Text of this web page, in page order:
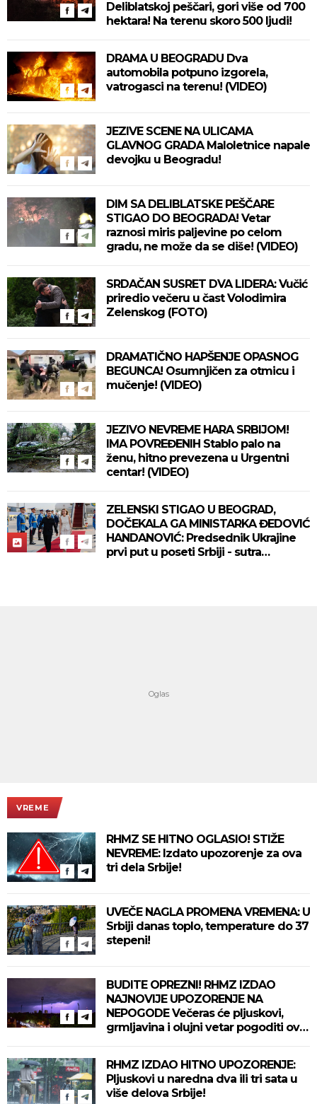
Deliblatskoj peščari, gori više od 700
hektara! Na terenu skoro 500 ljudi!
DRAMA U BEOGRADU Dva
automobila potpuno izgorela,
vatrogasci na terenu! (VIDEO)
JEZIVE SCENE NA ULICAMA
GLAVNOG GRADA Maloletnice napale
devojku u Beogradu!
DIM SA DELIBLATSKE PEŠČARE
STIGAO DO BEOGRADA! Vetar
raznosi miris paljevine po celom
gradu, ne može da se diše! (VIDEO)
SRDAČAN SUSRET DVA LIDERA: Vučić
priredio večeru u čast Volodimira
Zelenskog (FOTO)
DRAMATIČNO HAPŠENJE OPASNOG
BEGUNCA! Osumnjičen za otmicu i
mučenje! (VIDEO)
JEZIVO NEVREME HARA SRBIJOM!
IMA POVREĐENIH Stablo palo na
ženu, hitno prevezena u Urgentni
centar! (VIDEO)
ZELENSKI STIGAO U BEOGRAD,
DOČEKALA GA MINISTARKA ĐEDOVIĆ
HANDANOVIĆ: Predsednik Ukrajine
prvi put u poseti Srbiji - sutra
VREME
RHMZ SE HITNO OGLASIO! STIŽE
NEVREME: Izdato upozorenje za ova
tri dela Srbije!
UVEČE NAGLA PROMENA VREMENA: U
Srbiji danas toplo, temperature do 37
stepeni!
BUDITE OPREZNI! RHMZ IZDAO
NAJNOVIJE UPOZORENJE NA
NEPOGODE Večeras će pljuskovi,
grmljavina i olujni vetar pogoditi ove
RHMZ IZDAO HITNO UPOZORENJE:
Pljuskovi u naredna dva ili tri sata u
više delova Srbije!